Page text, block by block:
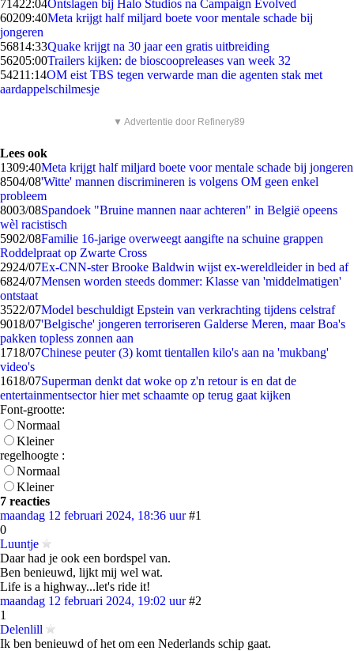
71422:04Ontslagen bij Halo Studios na Campaign Evolved
60209:40Meta krijgt half miljard boete voor mentale schade bij
jongeren
56814:33Quake krijgt na 30 jaar een gratis uitbreiding
56205:00Trailers kijken: de bioscoopreleases van week 32
54211:14OM eist TBS tegen verwarde man die agenten stak met
aardappelschilmesje
▼ Advertentie door Refinery89
Lees ook
1309:40Meta krijgt half miljard boete voor mentale schade bij jongeren
8504/08'Witte' mannen discrimineren is volgens OM geen enkel
probleem
8003/08Spandoek "Bruine mannen naar achteren" in België opeens
wèl racistisch
5902/08Familie 16-jarige overweegt aangifte na schuine grappen
Roddelpraat op Zwarte Cross
2924/07Ex-CNN-ster Brooke Baldwin wijst ex-wereldleider in bed af
6824/07Mensen worden steeds dommer: Klasse van 'middelmatigen'
ontstaat
3522/07Model beschuldigt Epstein van verkrachting tijdens celstraf
9018/07'Belgische' jongeren terroriseren Galderse Meren, maar Boa's
pakken topless zonnen aan
1718/07Chinese peuter (3) komt tientallen kilo's aan na 'mukbang'
video's
1618/07Superman denkt dat woke op z'n retour is en dat de
entertainmentsector hier met schaamte op terug gaat kijken
Font-grootte:
Normaal
Kleiner
regelhoogte :
Normaal
Kleiner
7 reacties
maandag 12 februari 2024, 18:36 uur #1
0
Luuntje
Daar had je ook een bordspel van.
Ben benieuwd, lijkt mij wel wat.
Life is a highway...let's ride it!
maandag 12 februari 2024, 19:02 uur #2
1
Delenlill
Ik ben benieuwd of het om een Nederlands schip gaat.